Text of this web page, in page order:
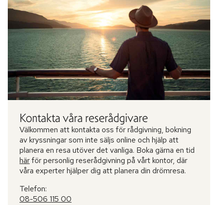
Kontakta våra reserådgivare
Välkommen att kontakta oss för rådgivning, bokning
av kryssningar som inte säljs online och hjälp att
planera en resa utöver det vanliga. Boka gärna en tid
härför personlig reserådgivning på vårt kontor, där
våra experter hjälper dig att planera din drömresa.
Telefon:
08-506 115 00